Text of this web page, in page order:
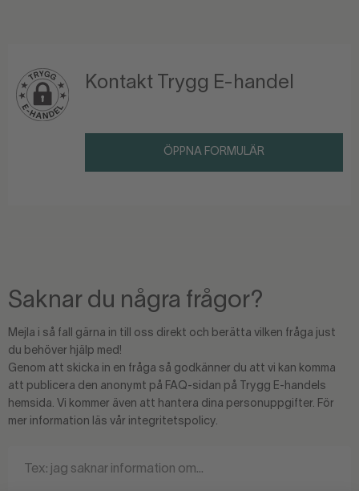
Kontakt Trygg E-handel
ÖPPNA FORMULÄR
Saknar du några frågor?
Mejla i så fall gärna in till oss direkt och berätta vilken fråga just
du behöver hjälp med!
Genom att skicka in en fråga så godkänner du att vi kan komma
att publicera den anonymt på FAQ-sidan på Trygg E-handels
hemsida. Vi kommer även att hantera dina personuppgifter. För
mer information läs vår integritetspolicy.